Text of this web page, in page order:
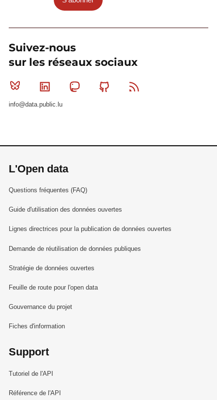
Suivez-nous
sur les réseaux sociaux
Bluesky Linkedin MastodonGithub
info@data.public.lu
L'Open data
Questions fréquentes (FAQ)
Guide d'utilisation des données ouvertes
Lignes directrices pour la publication de données ouvertes
Demande de réutilisation de données publiques
Stratégie de données ouvertes
Feuille de route pour l'open data
Gouvernance du projet
Fiches d'information
Support
Tutoriel de l'API
Référence de l'API